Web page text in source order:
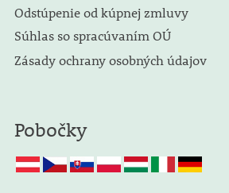
Odstúpenie od kúpnej zmluvy
Súhlas so spracúvaním OÚ
Zásady ochrany osobných údajov
Pobočky